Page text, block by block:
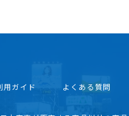
用ガイド よくある質問